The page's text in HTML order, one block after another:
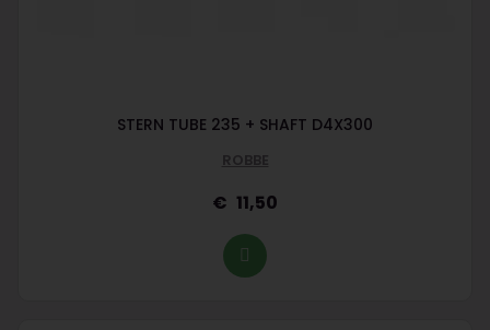
STERN TUBE 235 + SHAFT D4X300
ROBBE
11,50